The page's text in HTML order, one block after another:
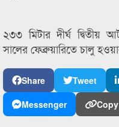
২৩৩ মিটার দীর্ঘ
সালের ফেব্রুয়ারিতে চালু
Share Tweet
Messenger